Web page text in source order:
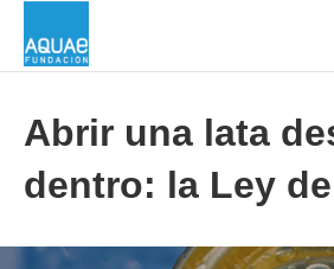
Abrir una lata
dentro: la Ley